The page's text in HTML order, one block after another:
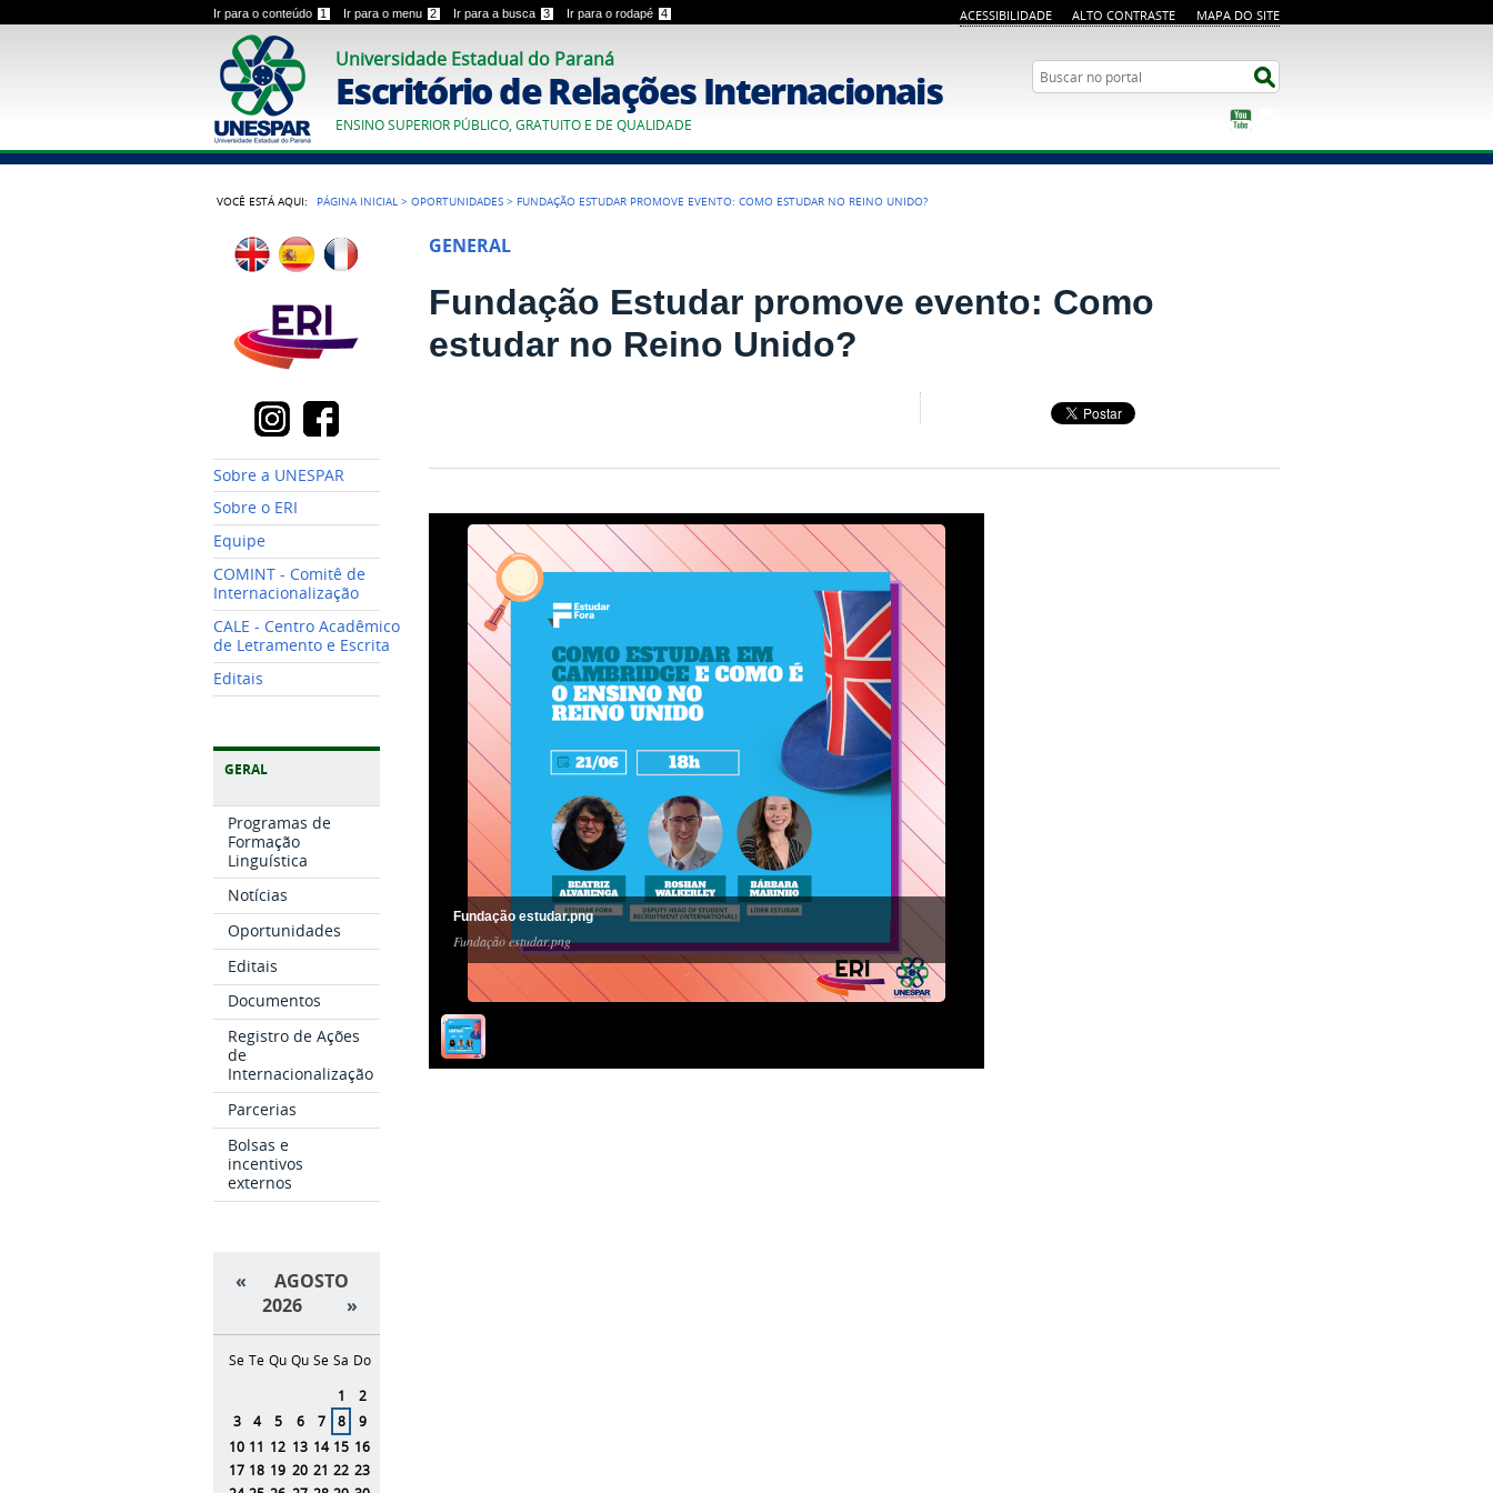
Ir para o conteúdo 1 Ir para o menu 2 Ir para a busca 3 Ir para o rodapé 4 ACESSIBILIDADE ALTO CONTRASTE MAPA DO SITE
Universidade Estadual do Paraná
Escritório de Relações Internacionais
ENSINO SUPERIOR PÚBLICO, GRATUITO E DE QUALIDADE
Busca
VOCÊ ESTÁ AQUI: PÁGINA INICIAL >OPORTUNIDADES > FUNDAÇÃO ESTUDAR PROMOVE EVENTO: COMO ESTUDAR NO REINO UNIDO?
Sobre a UNESPAR
Sobre o ERI
Equipe
COMINT - Comitê de
Internacionalização
CALE - Centro Acadêmico
de Letramento e Escrita
Editais
GERAL
Programas de
Formação
Linguística
Notícias
Oportunidades
Editais
Documentos
Registro de Ações
de
Internacionalização
Parcerias
Bolsas e
incentivos
externos
«
AGOSTO
2026
»
Se Te Qu Qu Se Sa Do
1
2
3
4 5 6 7 8
9
10 11 12 13 14 15 16
17 18 19 20 21 22 23
GENERAL
Fundação Estudar promove evento: Como
estudar no Reino Unido?
Fundação estudar.png
Fundação estudar.png